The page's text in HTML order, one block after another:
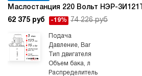
Маслостанция 220 Вольт НЭР-3И121Т
62 375 руб -19% 74 226 руб